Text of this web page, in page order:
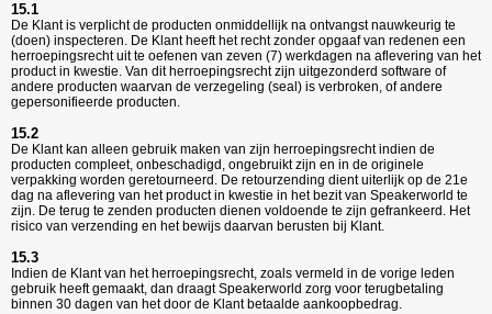
15.1
De Klant is verplicht de producten onmiddellijk na ontvangst nauwkeurig te
(doen) inspecteren. De Klant heeft het recht zonder opgaaf van redenen een
herroepingsrecht uit te oefenen van zeven (7) werkdagen na aflevering van het
product in kwestie. Van dit herroepingsrecht zijn uitgezonderd software of
andere producten waarvan de verzegeling (seal) is verbroken, of andere
gepersonifieerde producten.
15.2
De Klant kan alleen gebruik maken van zijn herroepingsrecht indien de
producten compleet, onbeschadigd, ongebruikt zijn en in de originele
verpakking worden geretourneerd. De retourzending dient uiterlijk op de 21e
dag na aflevering van het product in kwestie in het bezit van Speakerworld te
zijn. De terug te zenden producten dienen voldoende te zijn gefrankeerd. Het
risico van verzending en het bewijs daarvan berusten bij Klant.
15.3
Indien de Klant van het herroepingsrecht, zoals vermeld in de vorige leden
gebruik heeft gemaakt, dan draagt Speakerworld zorg voor terugbetaling
binnen 30 dagen van het door de Klant betaalde aankoopbedrag.